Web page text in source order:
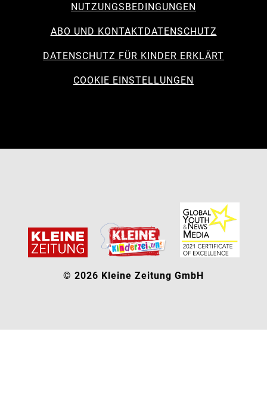
NUTZUNGSBEDINGUNGEN
ABO UND KONTAKTDATENSCHUTZ
DATENSCHUTZ FÜR KINDER ERKLÄRT
COOKIE EINSTELLUNGEN
© 2026 Kleine Zeitung GmbH